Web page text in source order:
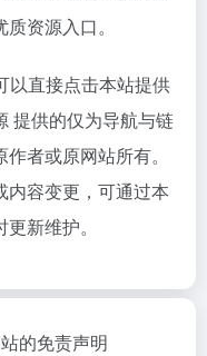
资源入口。
以直接点击本站提供
提供的仅为导航与链
者或原网站所有。
内容变更，可通过本
新维护。
的免责声明